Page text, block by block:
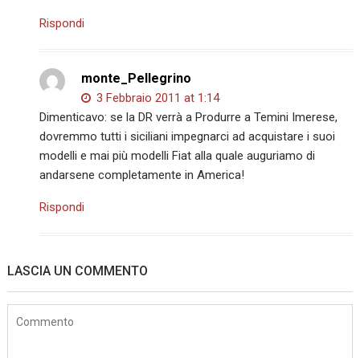
Rispondi
monte_Pellegrino
3 Febbraio 2011 at 1:14
Dimenticavo: se la DR verrà a Produrre a Temini Imerese,
dovremmo tutti i siciliani impegnarci ad acquistare i suoi
modelli e mai più modelli Fiat alla quale auguriamo di
andarsene completamente in America!
Rispondi
LASCIA UN COMMENTO